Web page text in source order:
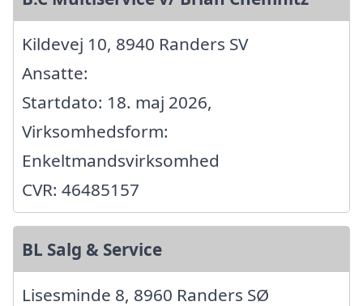
Kildevej 10, 8940 Randers SV
Ansatte:
Startdato: 18. maj 2026,
Virksomhedsform:
Enkeltmandsvirksomhed
CVR: 46485157
BL Salg & Service
Lisesminde 8, 8960 Randers SØ